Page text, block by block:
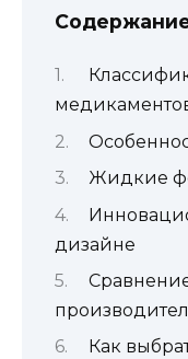
Жидкие
дизайне
Как